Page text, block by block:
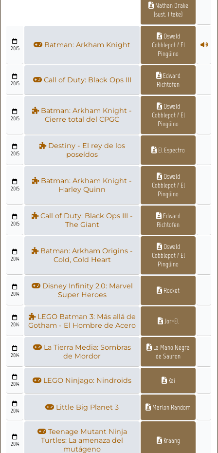
Nathan Drake
(sust. 1 take)
2015 Batman: Arkham Knight
Oswald
Cobblepot / El
Pingüino
2015 Call of Duty: Black Ops III
Edward
Richtofen
2015
Batman: Arkham Knight -
Cierre total del CPGC
Oswald
Cobblepot / El
Pingüino
2015
Destiny - El rey de los
poseídos
El Espectro
2015
Batman: Arkham Knight -
Harley Quinn
Oswald
Cobblepot / El
Pingüino
2015
Call of Duty: Black Ops III -
The Giant
Edward
Richtofen
2014
Batman: Arkham Origins -
Cold, Cold Heart
Oswald
Cobblepot / El
Pingüino
2014
Disney Infinity 2.0: Marvel
Super Heroes
Rocket
2014
LEGO Batman 3: Más allá de
Gotham - El Hombre de Acero
Jor-El
2014
La Tierra Media: Sombras
de Mordor
La Mano Negra
de Sauron
2014 LEGO Ninjago: Nindroids Kai
2014 Little Big Planet 3 Marlon Random
2014
Teenage Mutant Ninja
Turtles: La amenaza del
mutágeno
Kraang